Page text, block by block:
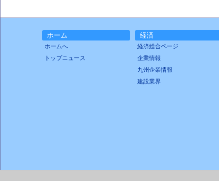
ホーム
ホームへ
トップニュース
経済
経済総合ページ
企業情報
九州企業情報
建設業界